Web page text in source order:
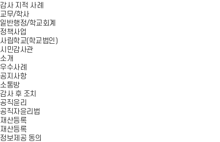
감사 지적 사례
교무/학사
일반행정/학교회계
정책사업
사립학교(학교법인)
시민감사관
소개
우수사례
공지사항
소통방
감사 후 조치
공직윤리
공직자윤리법
재산등록
재산등록
정보제공 동의